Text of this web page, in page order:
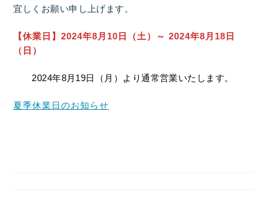
宜しくお願い申し上げます。
【休業日】2024年8月10日（土）～ 2024年8月18日
（日）
2024年8月19日（月）より通常営業いたします。
夏季休業日のお知らせ